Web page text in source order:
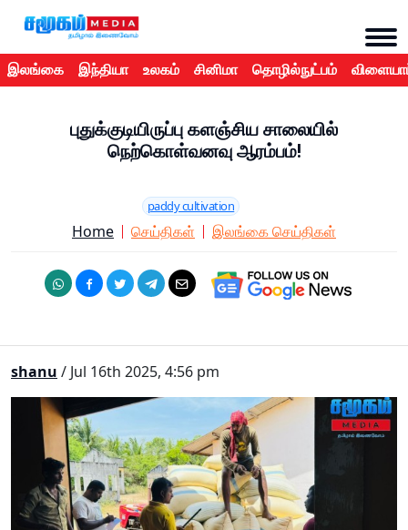
இலங்கை இந்தியா உலகம் சினிமா தொழில்நுட்பம்
புதுக்குடியிருப்பு களஞ்சிய சாலையில்
நெற்கொள்வனவு ஆரம்பம்!
paddy cultivation
Home செய்திகள் இலங்கை செய்திகள்
shanu / Jul 16th 2025, 4:56 pm